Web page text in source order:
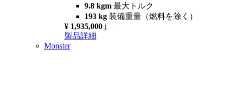
9.8 kgm 最大トルク
193 kg 装備重量（燃料を除く）
¥ 1,935,000 i
製品詳細
Monster